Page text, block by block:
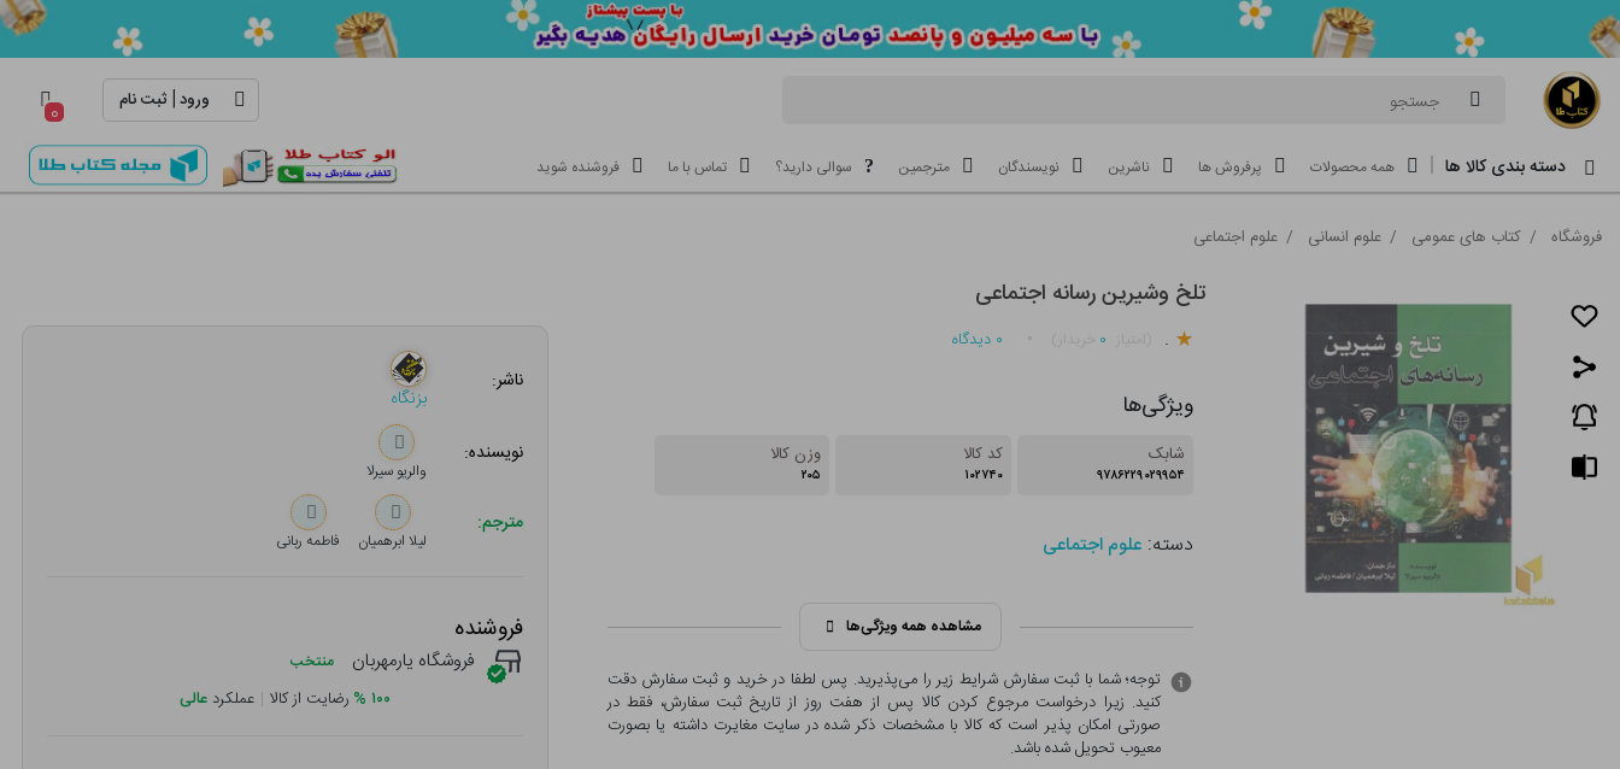
جستجو ورود| ثبت نام ۰
دسته بندی کالا ها همه محصولات پرفروش ها ناشرین نویسندگان مترجمین سوالی دارید؟ تماس با ما فروشنده شوید
فروشگاه / کتاب های عمومی / علوم انسانی / علوم اجتماعی
تلخ وشیرین رسانه اجتماعی
. ۰ ۰ دیدگاه
ویژگی‌ها
شابک
۹۷۸۶۲۲۹۰۲۹۹۵۴
کد کالا
۱۰۲۷۴۰
وزن کالا
۲۰۵
دسته: علوم اجتماعی
مشاهده همه ویژگی‌ها
توجه؛ شما با ثبت سفارش شرایط زیر را می‌پذیرید. پس لطفا در خرید و ثبت سفارش دقت
کنید. زیرا درخواست مرجوع کردن کالا پس از هفت روز از تاریخ ثبت سفارش، فقط در
صورتی امکان پذیر است که کالا با مشخصات ذکر شده در سایت مغایرت داشته یا بصورت
معيوب تحویل شده باشد.
ناشر:
بزنگاه
نویسنده:
والریو سیرلا
مترجم:
لیلا ابرهمیان فاطمه ربانی
فروشنده
فروشگاه یارمهربان منتخب
۱۰۰ % رضایت از کالا | عملکرد عالی